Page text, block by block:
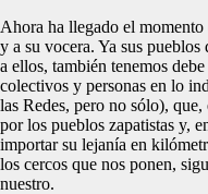
Ahora ha llegado el
y a su vocera. Ya sus
a ellos, también tenemos
colectivos y personas en lo
las Redes, pero no sólo),
por los pueblos zapatistas y,
importar su lejanía en
los cercos que nos ponen,
nuestro.